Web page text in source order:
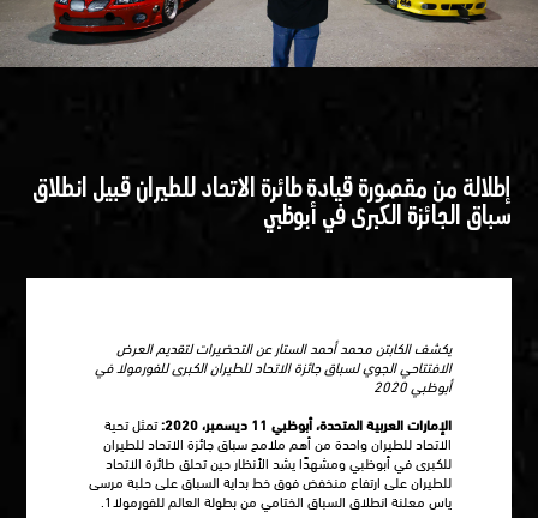
إطلالة من مقصورة قيادة طائرة الاتحاد للطيران قبيل انطلاق
سباق الجائزة الكبرى في أبوظبي
يكشف الكابتن محمد أحمد الستار عن التحضيرات لتقديم العرض
الافتتاحي الجوي لسباق جائزة الاتحاد للطيران الكبرى للفورمولا في
أبوظبي 2020
الإمارات العربية المتحدة، أبوظبي 11 ديسمبر، 2020:
تمثل تحية
الاتحاد للطيران واحدة من أهم ملامح سباق جائزة الاتحاد للطيران
للكبرى في أبوظبي ومشهدًا يشد الأنظار حين تحلق طائرة الاتحاد
للطيران على ارتفاع منخفض فوق خط بداية السباق على حلبة مرسى
ياس معلنة انطلاق السباق الختامي من بطولة العالم للفورمولا1.